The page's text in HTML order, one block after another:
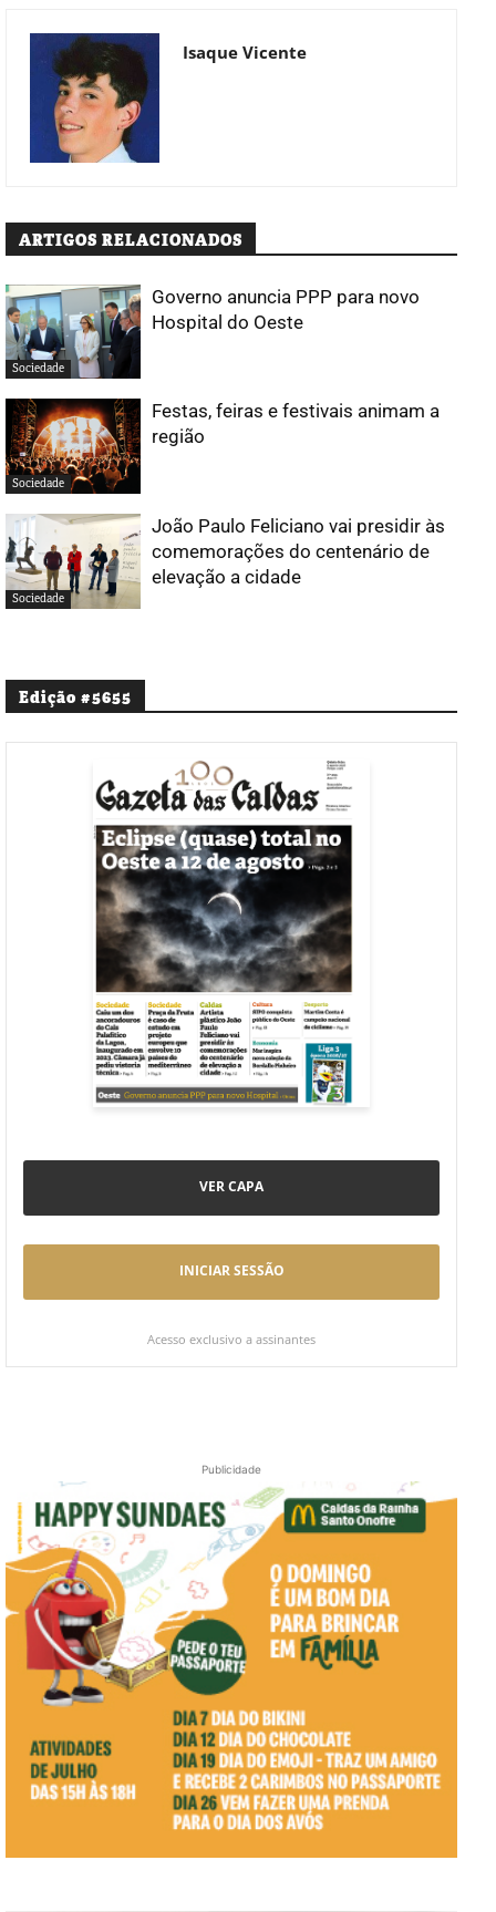
Isaque Vicente
ARTIGOS RELACIONADOS
Sociedade
Governo anuncia PPP para novo
Hospital do Oeste
Sociedade
Festas, feiras e festivais animam a
região
Sociedade
João Paulo Feliciano vai presidir às
comemorações do centenário de
elevação a cidade
Edição #5655
VER CAPA
INICIAR SESSÃO
Acesso exclusivo a assinantes
Publicidade